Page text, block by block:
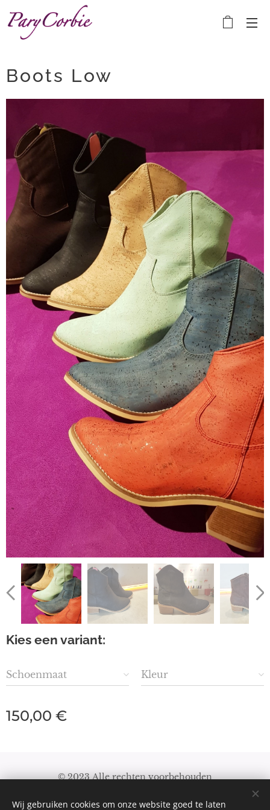
Boots Low
Kies een variant:
Schoenmaat Kleur
150,00 €
© 2023 Alle rechten voorbehouden
Wij gebruiken cookies om onze website goed te laten